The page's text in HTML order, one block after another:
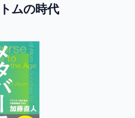
ムの時代